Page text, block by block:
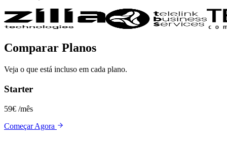
Comparar Planos
Veja o que está incluso em cada plano.
Starter
59€ /mês
Começar Agora